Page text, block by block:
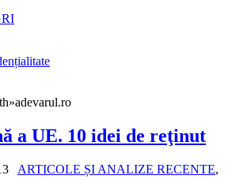
»adevarul.ro
a UE. 10 idei de reţinut
ARTICOLE ȘI ANALIZE RECENTE,